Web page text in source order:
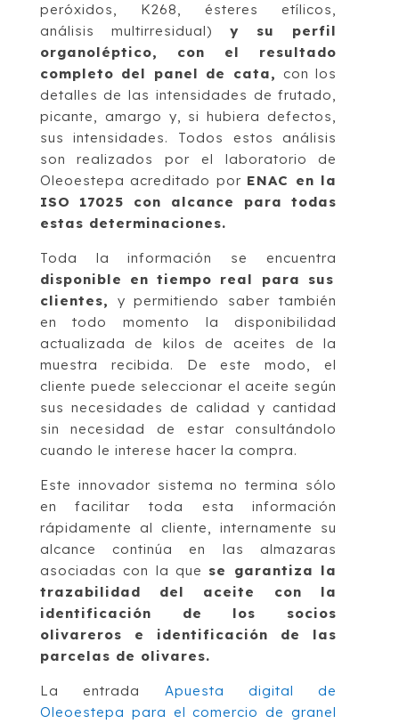
peróxidos, K268, ésteres etílicos,
análisis multirresidual) y su perfil
organoléptico, con el resultado
completo del panel de cata, con los
detalles de las intensidades de frutado,
picante, amargo y, si hubiera defectos,
sus intensidades. Todos estos análisis
son realizados por el laboratorio de
Oleoestepa acreditado por ENAC en la
ISO 17025 con alcance para todas
estas determinaciones.
Toda la información se encuentra
disponible en tiempo real para sus
clientes, y permitiendo saber también
en todo momento la disponibilidad
actualizada de kilos de aceites de la
muestra recibida. De este modo, el
cliente puede seleccionar el aceite según
sus necesidades de calidad y cantidad
sin necesidad de estar consultándolo
cuando le interese hacer la compra.
Este innovador sistema no termina sólo
en facilitar toda esta información
rápidamente al cliente, internamente su
alcance continúa en las almazaras
asociadas con la que se garantiza la
trazabilidad del aceite con la
identificación de los socios
olivareros e identificación de las
parcelas de olivares.
La entrada Apuesta digital de
Oleoestepa para el comercio de granel